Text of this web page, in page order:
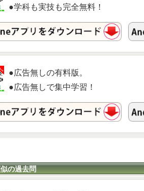
●学科も実技も完全無料！
●広告無しの有料版。
●広告無しで集中学習！
の過去問